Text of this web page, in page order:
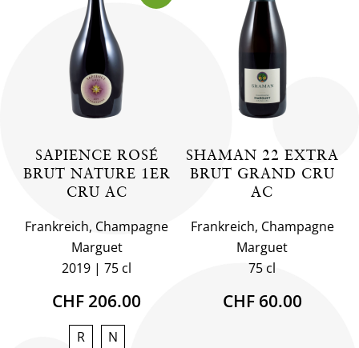
SAPIENCE ROSÉ
BRUT NATURE 1ER
CRU AC
Frankreich, Champagne
Marguet
2019
75 cl
CHF 206.00
R N
SHAMAN 22 EXTRA
BRUT GRAND CRU
AC
Frankreich, Champagne
Marguet
75 cl
CHF 60.00